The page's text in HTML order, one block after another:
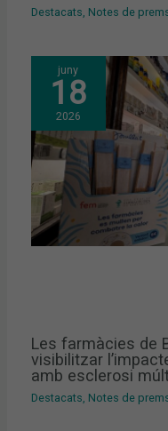
Destacats Notes de
juny
18
2026
Les farmàcies de
visibilitzar
amb esclerosi
Destacats, Notes de